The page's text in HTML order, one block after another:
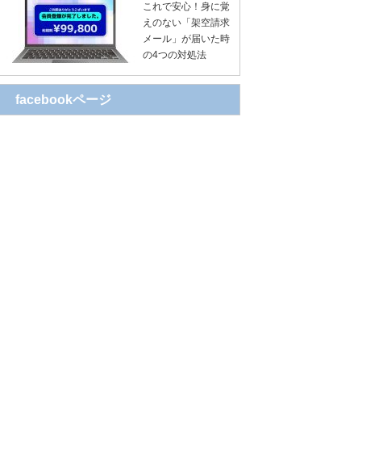
これで安心！身に覚
えのない「架空請求
メール」が届いた時
の4つの対処法
facebookページ